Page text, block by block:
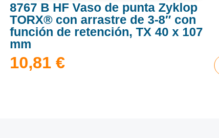
8767 B HF Vaso de punta Zyklop
TORX® con arrastre de 3-8″ con
función de retención, TX 40 x 107
mm
10,81 €